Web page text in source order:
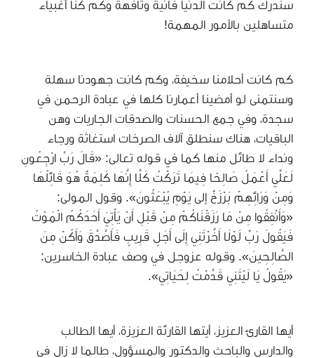
سندرك كم كانت الدنيا فانية وتافهة وكم كنا أغبياء
متساهلين بالأمور المهمة!
كم كانت أحلامنا سخيفة، وكم كانت جهودنا سهلة
وسنتمنى لو أمضينا أعمارنا كلها في عبادة الرحمن في
سجدة، وفي جمع الحسنات والصدقات الجاريات وهن
الباقيات، هناك سنطلق آلاف الصرخات استغاثة ورجاء
ونداء لا طائل منها كما في قوله تعالى: «قَالَ رَبِّ ارْجِعُونِ
لَعَلِّي أَعْمَلُ صَالِحًا فِيمَا تَرَكْتُ كَلَّا إِنَّهَا كَلِمَةٌ هُوَ قَائِلُهَا
وَمِنْ وَرَائِهِمْ بَرْزَخٌ إلى يَوْمِ يُبْعَثُونَ». وقول المولى:
«وَأَنْفِقُوا مِنْ مَا رَزَقْنَاكُمْ مِنْ قَبْلِ أَنْ يَأْتِيَ أَحَدَكُمُ الْمَوْتُ
فَيَقُولَ رَبِّ لَوْلَا أَخَّرْتَنِي إِلَى أَجَلٍ قَرِيبٍ فَأَصَّدَّقَ وَأَكُنْ مِنَ
الصَّالِحِينَ». وقوله عزوجل في وصف عبادة الخاسرين:
«يَقُولُ يَا لَيْتَنِي قَدَّمْتُ لِحَيَاتِي».
أيها القارئ العزيز، أيتها القارئة العزيزة، أيها الطالب
والدارس والباحث والدكتور والمسؤول، طالما لا زال في